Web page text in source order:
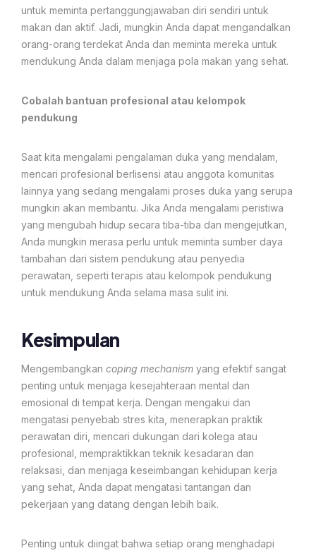
untuk meminta pertanggungjawaban diri sendiri untuk
makan dan aktif. Jadi, mungkin Anda dapat mengandalkan
orang-orang terdekat Anda dan meminta mereka untuk
mendukung Anda dalam menjaga pola makan yang sehat.
Cobalah bantuan profesional atau kelompok
pendukung
Saat kita mengalami pengalaman duka yang mendalam,
mencari profesional berlisensi atau anggota komunitas
lainnya yang sedang mengalami proses duka yang serupa
mungkin akan membantu. Jika Anda mengalami peristiwa
yang mengubah hidup secara tiba-tiba dan mengejutkan,
Anda mungkin merasa perlu untuk meminta sumber daya
tambahan dari sistem pendukung atau penyedia
perawatan, seperti terapis atau kelompok pendukung
untuk mendukung Anda selama masa sulit ini.​​
Kesimpulan
Mengembangkan coping mechanism yang efektif sangat
penting untuk menjaga kesejahteraan mental dan
emosional di tempat kerja. Dengan mengakui dan
mengatasi penyebab stres kita, menerapkan praktik
perawatan diri, mencari dukungan dari kolega atau
profesional, mempraktikkan teknik kesadaran dan
relaksasi, dan menjaga keseimbangan kehidupan kerja
yang sehat, Anda dapat mengatasi tantangan dan
pekerjaan yang datang dengan lebih baik.
Penting untuk diingat bahwa setiap orang menghadapi